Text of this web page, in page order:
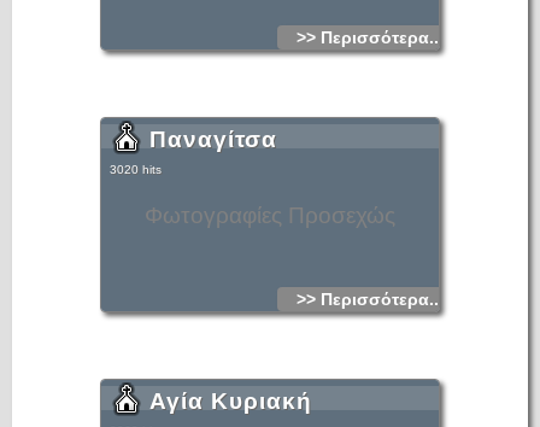
>> Περισσότερα...
Φωτογραφίες Προσεχώς
Παναγίτσα
3020 hits
>> Περισσότερα...
Αγία Κυριακή